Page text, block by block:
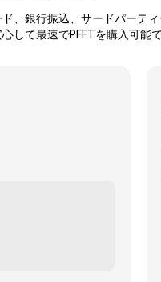
、銀行振込、サードパーテ
して最速でPFFTを購入可能で